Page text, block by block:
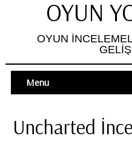
OYUN
OYUN
Menu
Uncharted